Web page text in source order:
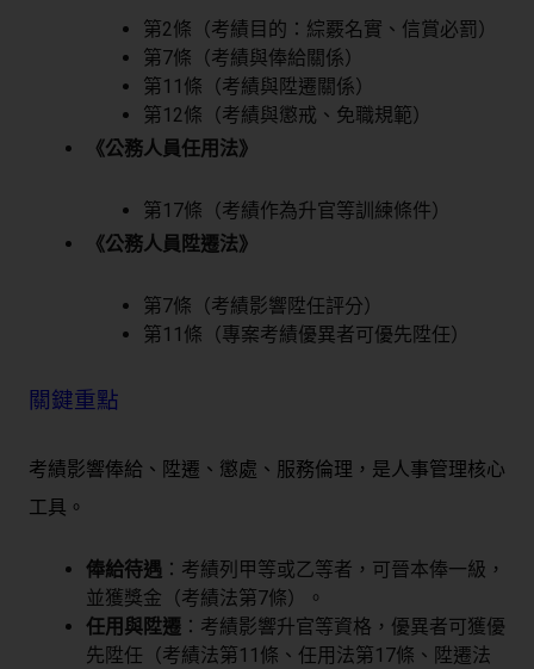
第2條（考績目的：綜覈名實、信賞必罰）
第7條（考績與俸給關係）
第11條（考績與陞遷關係）
第12條（考績與懲戒、免職規範）
《公務人員任用法》
第17條（考績作為升官等訓練條件）
《公務人員陞遷法》
第7條（考績影響陞任評分）
第11條（專案考績優異者可優先陞任）
關鍵重點
考績影響俸給、陞遷、懲處、服務倫理 ，是人事管理核心
工具。
俸給待遇 ：考績列甲等或乙等者，可晉本俸一級，
並獲獎金（考績法第7條）。
任用與陞遷 ：考績影響升官等資格，優異者可獲優
先陞任（考績法第11條、任用法第17條、陞遷法